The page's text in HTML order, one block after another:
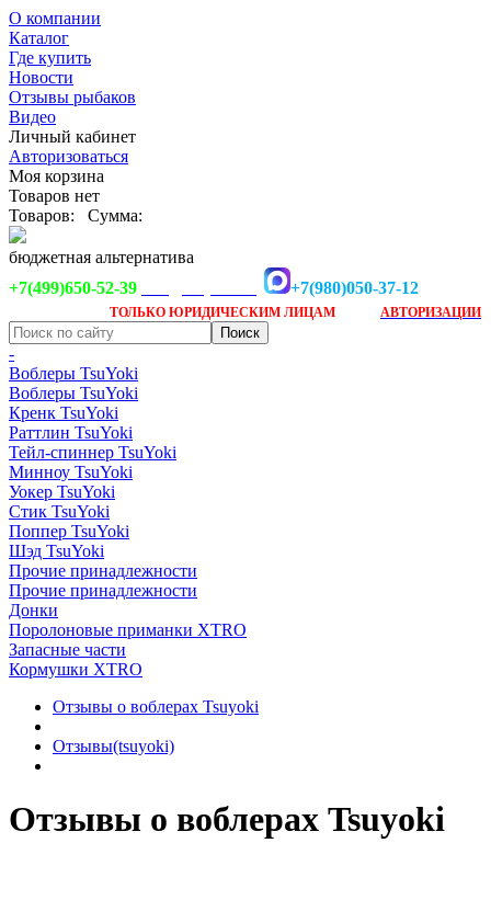
О компании
Каталог
Где купить
Новости
Отзывы рыбаков
Видео
Личный кабинет
Авторизоваться
Моя корзина
Товаров нет
Товаров:
Сумма:
бюджетная альтернатива
+7(499)650-52-39
+7(980)050-37-12
ТОЛЬКО ЮРИДИЧЕСКИМ ЛИЦАМ АВТОРИЗАЦИИ
-
Воблеры TsuYoki
Воблеры TsuYoki
Кренк TsuYoki
Раттлин TsuYoki
Тейл-спиннер TsuYoki
Минноу TsuYoki
Уокер TsuYoki
Стик TsuYoki
Поппер TsuYoki
Шэд TsuYoki
Прочие принадлежности
Прочие принадлежности
Донки
Поролоновые приманки XTRO
Запасные части
Кормушки XTRO
Отзывы о воблерах Tsuyoki
Отзывы(tsuyoki)
Отзывы о воблерах Tsuyoki